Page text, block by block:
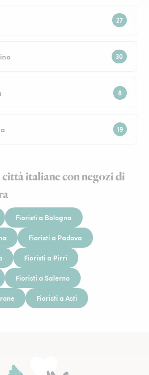
italiane con negozi di
Fioristi a Bologna
Fioristi a Padova
Fioristi a Pirri
Fioristi a Salerno
Fioristi a Asti